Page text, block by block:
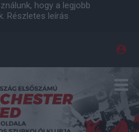
hogy a legjobb
Részletes leírás